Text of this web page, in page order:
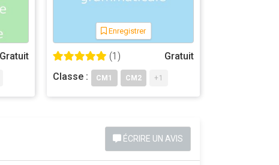
Gratuit
Enregistrer
(1)
Gratuit
Classe :
CM1 CM2 +1
ÉCRIRE UN AVIS